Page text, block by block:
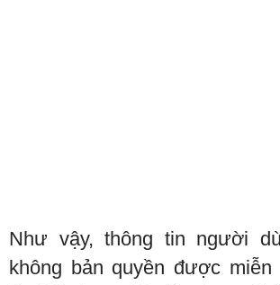
Như vậy, thông tin người
không bản quyền được